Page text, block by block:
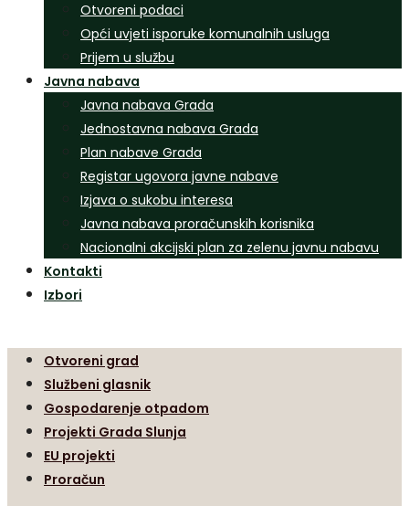
Otvoreni podaci
Opći uvjeti isporuke komunalnih usluga
Prijem u službu
Javna nabava
Javna nabava Grada
Jednostavna nabava Grada
Plan nabave Grada
Registar ugovora javne nabave
Izjava o sukobu interesa
Javna nabava proračunskih korisnika
Nacionalni akcijski plan za zelenu javnu nabavu
Kontakti
Izbori
Otvoreni grad
Službeni glasnik
Gospodarenje otpadom
Projekti Grada Slunja
EU projekti
Proračun